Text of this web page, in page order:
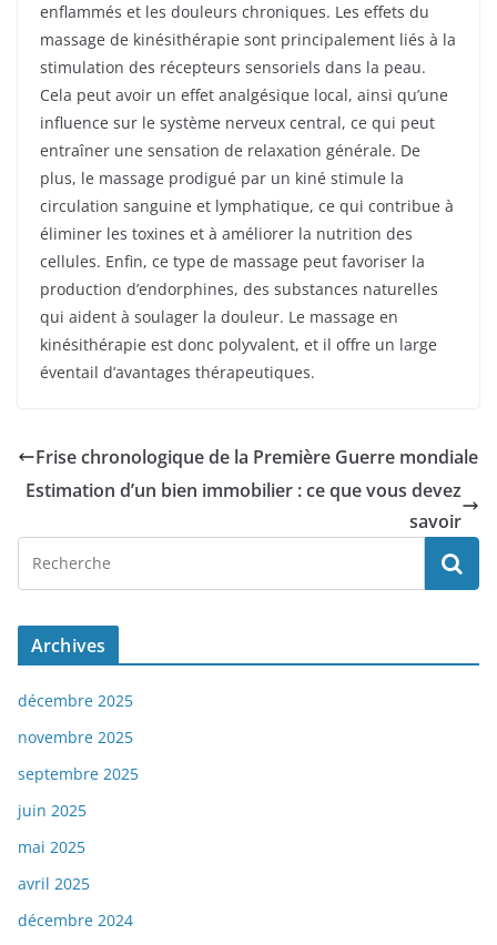
enflammés et les douleurs chroniques. Les effets du
massage de kinésithérapie sont principalement liés à la
stimulation des récepteurs sensoriels dans la peau.
Cela peut avoir un effet analgésique local, ainsi qu’une
influence sur le système nerveux central, ce qui peut
entraîner une sensation de relaxation générale. De
plus, le massage prodigué par un kiné stimule la
circulation sanguine et lymphatique, ce qui contribue à
éliminer les toxines et à améliorer la nutrition des
cellules. Enfin, ce type de massage peut favoriser la
production d’endorphines, des substances naturelles
qui aident à soulager la douleur. Le massage en
kinésithérapie est donc polyvalent, et il offre un large
éventail d’avantages thérapeutiques.
Frise chronologique de la Première Guerre mondiale
Estimation d’un bien immobilier : ce que vous devez
savoir
Archives
décembre 2025
novembre 2025
septembre 2025
juin 2025
mai 2025
avril 2025
décembre 2024